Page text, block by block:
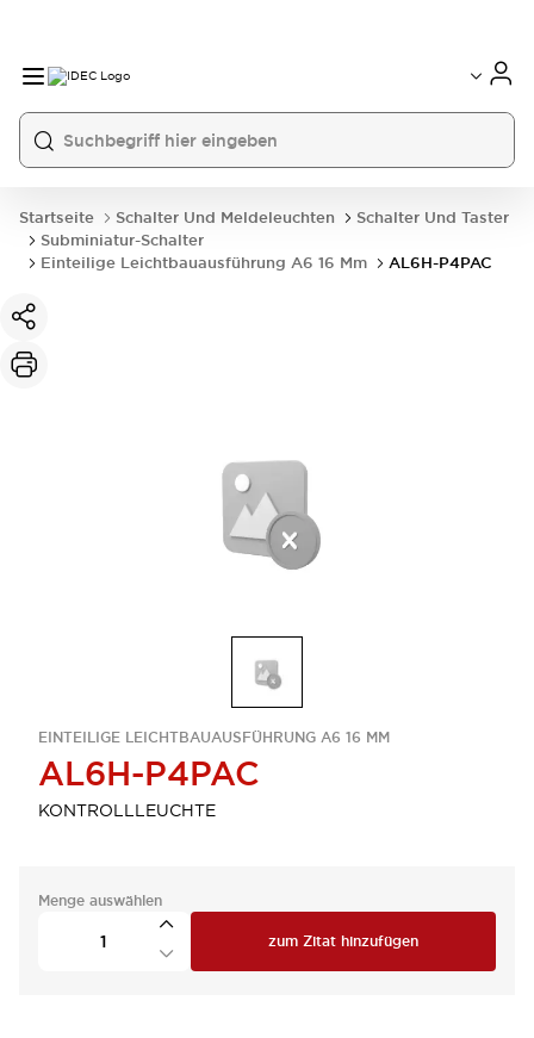
Startseite Schalter Und Meldeleuchten
Schalter Und Taster
Subminiatur-Schalter
Einteilige Leichtbauausführung A6 16 Mm
AL6H-P4PAC
EINTEILIGE LEICHTBAUAUSFÜHRUNG A6 16 MM
AL6H-P4PAC
KONTROLLLEUCHTE
Menge auswählen
zum Zitat hinzufügen